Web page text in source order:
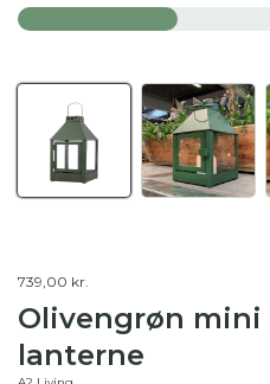
739,00 kr.
Olivengrøn mini
lanterne